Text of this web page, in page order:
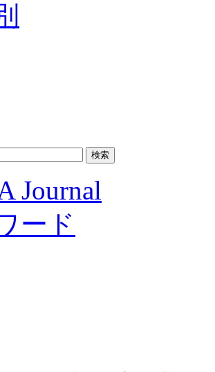
Journal
ード